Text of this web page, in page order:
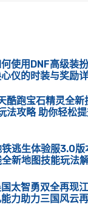
使用DNF高级装
仪的时装与奖励
酷跑宝石精灵全新
法攻略 助你轻松
逃生体验服3.0版
新地图技能玩法
太智勇双全再现
力助力三国风云